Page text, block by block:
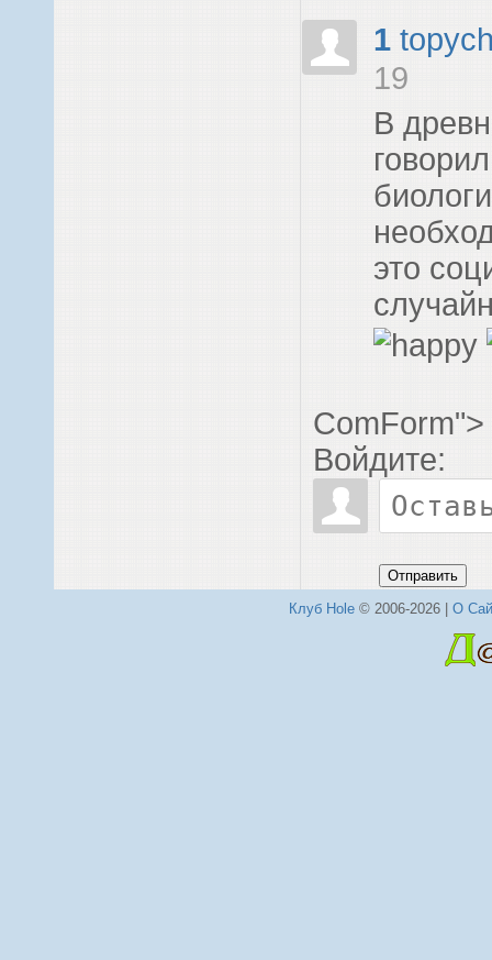
1
19
В
это
ComForm">
Войдите:
Отправить
Клуб Hole© 2006-2026 | О